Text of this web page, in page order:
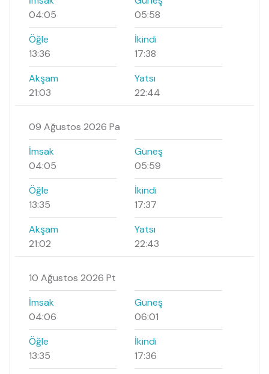
04:05
05:58
Öğle
13:36
İkindi
17:38
Akşam
21:03
Yatsı
22:44
09 Ağustos 2026 Pa
İmsak
04:05
Güneş
05:59
Öğle
13:35
İkindi
17:37
Akşam
21:02
Yatsı
22:43
10 Ağustos 2026 Pt
İmsak
04:06
Güneş
06:01
Öğle
13:35
İkindi
17:36